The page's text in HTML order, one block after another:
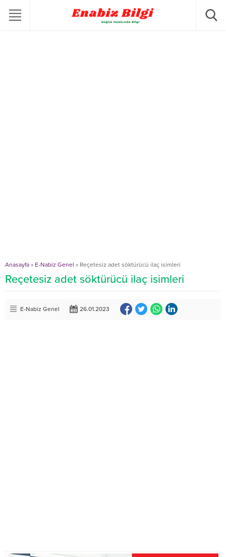
Anasayfa » E-Nabiz Genel » Reçetesiz adet söktürücü ilaç isimleri
Reçetesiz adet söktürücü ilaç isimleri
E-Nabiz Genel 26.01.2023